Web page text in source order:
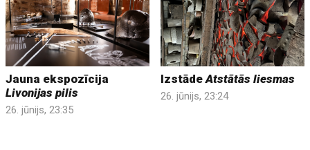
Jauna ekspozīcija
Livonijas pilis
26. jūnijs, 23:35
IzstādeAtstātās liesmas
26. jūnijs, 23:24